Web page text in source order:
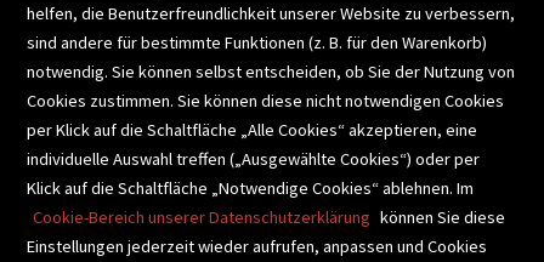
SCHULBUCHSERVICE
BUCHEMPFEHLUNGEN
BIBLIOTHEKSSERVICE
helfen, die Benutzerfreundlichkeit unserer Website zu verbessern,
sind andere für bestimmte Funktionen (z. B. für den Warenkorb)
notwendig. Sie können selbst entscheiden, ob Sie der Nutzung von
Cookies zustimmen. Sie können diese nicht notwendigen Cookies
per Klick auf die Schaltfläche „Alle Cookies“ akzeptieren, eine
individuelle Auswahl treffen („Ausgewählte Cookies“) oder per
Klick auf die Schaltfläche „Notwendige Cookies“ ablehnen. Im
Cookie-Bereich unserer Datenschutzerklärung können Sie diese
Einstellungen jederzeit wieder aufrufen, anpassen und Cookies